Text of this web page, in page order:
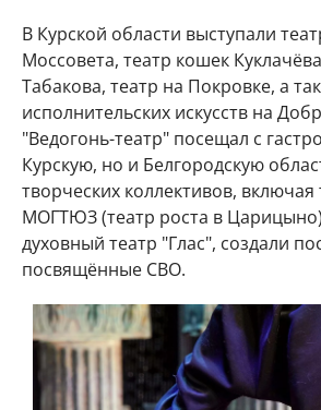
В Курской области выступали
Моссовета, театр кошек
Табакова, театр на Покровке, а
исполнительских искусств на
"Ведогонь-театр" посещал с
Курскую, но и Белгородскую
творческих коллективов, включая
МОГТЮЗ (театр роста в
духовный театр "Глас", создали
посвящённые СВО.